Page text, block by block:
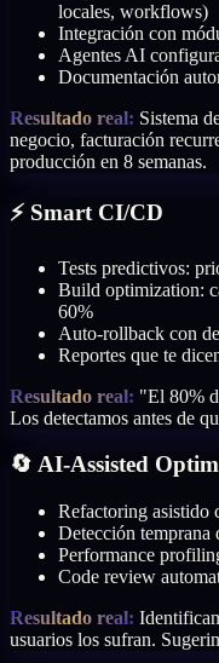
locales, workflows)
Integración con
Agentes AI
Documentación
Resultado real: Sistema
negocio, facturación
producción en 8 semanas.
⚡ Smart CI/CD
Tests predictivos:
Build optimization:
60%
Auto-rollback con
Reportes que te
Resultado real: "El 80%
Los detectamos antes de
🔄 AI-Assisted
Refactoring asistido
Detección temprana
Performance
Code review
Resultado real:
usuarios los sufran.